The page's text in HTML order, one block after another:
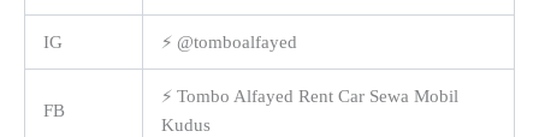
IG ⚡ @tomboalfayed
FB
⚡ Tombo Alfayed Rent Car Sewa Mobil
Kudus